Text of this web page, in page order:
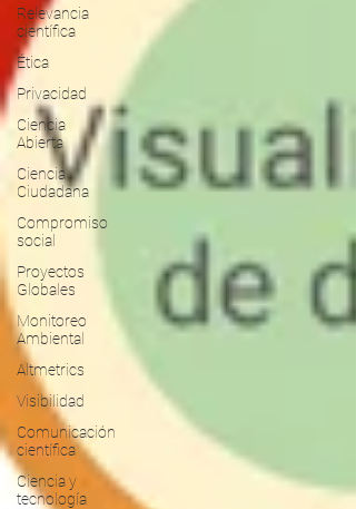
Relevancia
científica
Ética
Privacidad
Ciencia
Abierta
Ciencia
Ciudadana
Compromiso
social
Proyectos
Globales
Monitoreo
Ambiental
Altmetrics
Visibilidad
Comunicación
científica
Ciencia y
tecnología